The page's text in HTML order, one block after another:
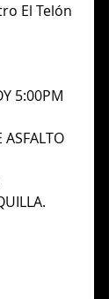
El Telón
5:00PM
ASFALTO